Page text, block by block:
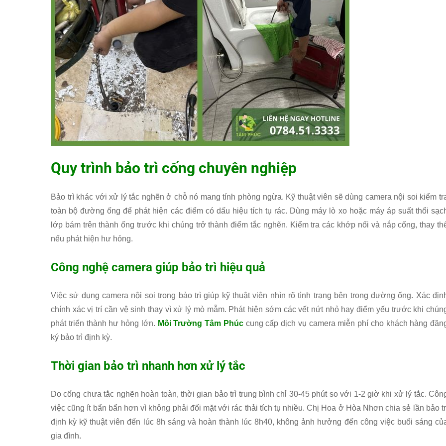
Quy trình bảo trì cống chuyên nghiệp
Bảo trì khác với xử lý tắc nghẽn ở chỗ nó mang tính phòng ngừa. Kỹ thuật viên sẽ dùng camera nội soi kiểm
toàn bộ đường ống để phát hiện các điểm có dấu hiệu tích tụ rác. Dùng máy lò xo hoặc máy áp suất thổi
lớp bám trên thành ống trước khi chúng trở thành điểm tắc nghẽn. Kiểm tra các khớp nối và nắp cống, thay
nếu phát hiện hư hỏng.
Công nghệ camera giúp bảo trì hiệu quả
Việc sử dụng camera nội soi trong bảo trì giúp kỹ thuật viên nhìn rõ tình trạng bên trong đường ống. Xác
chính xác vị trí cần vệ sinh thay vì xử lý mò mẫm. Phát hiện sớm các vết nứt nhỏ hay điểm yếu trước khi
phát triển thành hư hỏng lớn. Môi Trường Tâm Phúccung cấp dịch vụ camera miễn phí cho khách hàng
ký bảo trì định kỳ.
Thời gian bảo trì nhanh hơn xử lý tắc
Do cống chưa tắc nghẽn hoàn toàn, thời gian bảo trì trung bình chỉ 30-45 phút so với 1-2 giờ khi xử lý tắc.
việc cũng ít bẩn bẩn hơn vì không phải đối mặt với rác thải tích tụ nhiều. Chị Hoa ở Hòa Nhơn chia sẻ lần bảo
định kỳ kỹ thuật viên đến lúc 8h sáng và hoàn thành lúc 8h40, không ảnh hưởng đến công việc buổi sáng
gia đình.